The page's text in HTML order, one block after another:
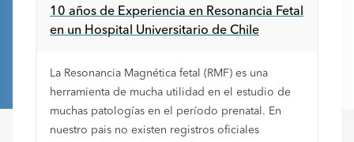
10 años de Experiencia en Resonancia Fetal
en un Hospital Universitario de Chile
La Resonancia Magnética fetal (RMF) es una
herramienta de mucha utilidad en el estudio de
muchas patologías en el período prenatal. En
nuestro pais no existen registros oficiales